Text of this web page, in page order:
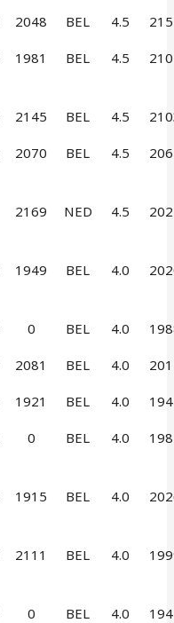
2048 BEL 4.5
1981 BEL 4.5
2145 BEL 4.5
2070 BEL 4.5
2169 NED 4.5
1949 BEL 4.0
0 BEL 4.0
2081 BEL 4.0
1921 BEL 4.0
0 BEL 4.0
1915 BEL 4.0
2111 BEL 4.0
0 BEL 4.0